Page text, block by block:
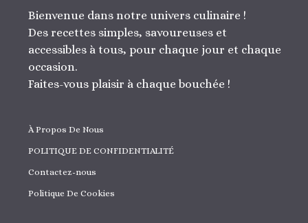
Bienvenue dans notre univers culinaire !
Des recettes simples, savoureuses et
accessibles à tous, pour chaque jour et chaque
occasion.
Faites-vous plaisir à chaque bouchée !
À Propos De Nous
POLITIQUE DE CONFIDENTIALITÉ
Contactez-nous
Politique De Cookies